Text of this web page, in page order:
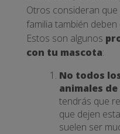
Otros consideran
familia también
Estos son algunos
con tu mascota:
No todos
animales
tendrás que
que dejen
suelen ser